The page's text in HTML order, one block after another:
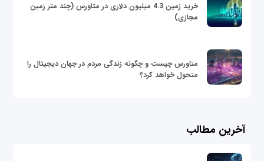
خرید زمین 4.3 میلیون دلاری در متاورس (چند متر زمین
مجازی)
متاورس چیست و چگونه زندگی مردم در جهان دیجیتال را
متحول خواهد کرد؟
آخرین مطالب